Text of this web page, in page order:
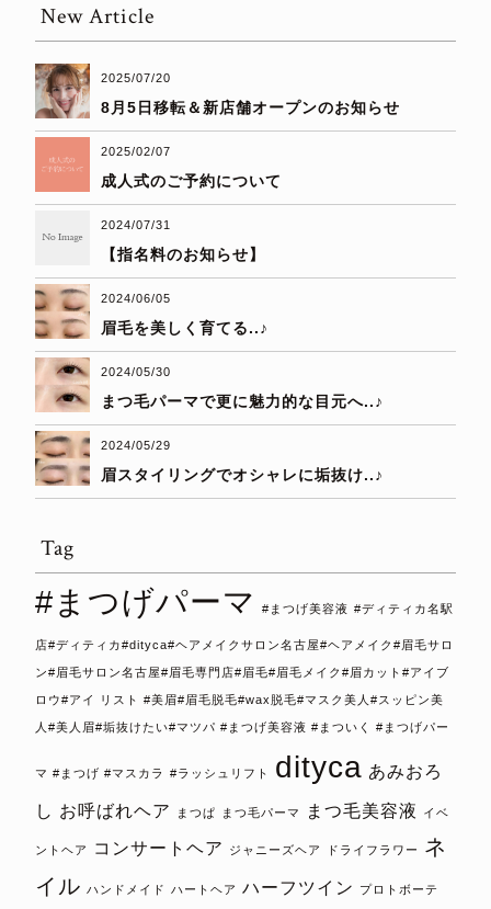
New Article
2025/07/20
8月5日移転＆新店舗オープンのお知らせ
2025/02/07
成人式のご予約について
2024/07/31
【指名料のお知らせ】
2024/06/05
眉毛を美しく育てる..♪
2024/05/30
まつ毛パーマで更に魅力的な目元へ..♪
2024/05/29
眉スタイリングでオシャレに垢抜け..♪
Tag
#まつげパーマ #まつげ美容液 #ディティカ名駅
店#ディティカ#dityca#ヘアメイクサロン名古屋#ヘアメイク#眉毛サロ
ン#眉毛サロン名古屋#眉毛専門店#眉毛#眉毛メイク#眉カット#アイブ
ロウ#アイ リスト #美眉#眉毛脱毛#wax脱毛#マスク美人#スッピン美
人#美人眉#垢抜けたい#マツパ #まつげ美容液 #まついく #まつげパー
マ #まつげ #マスカラ #ラッシュリフト dityca あみおろ
し お呼ばれヘア まつぱ まつ毛パーマ まつ毛美容液 イベ
ントヘア コンサートヘア ジャニーズヘア ドライフラワー
ネ
イル ハンドメイド ハートヘア ハーフツイン プロトボーテ